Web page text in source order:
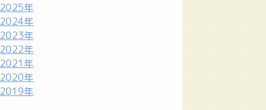
2025年
2024年
2023年
2022年
2021年
2020年
2019年